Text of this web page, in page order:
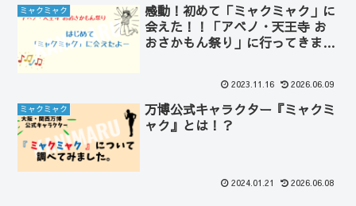
ミャクミャク
感動！初めて「ミャクミャク」に
会えた！！「アベノ・天王寺 お
おさかもん祭り」に行ってきまし
2023.11.16 2026.06.09
ミャクミャク
万博公式キャラクター『ミャクミ
ャク』とは！？
2024.01.21 2026.06.08